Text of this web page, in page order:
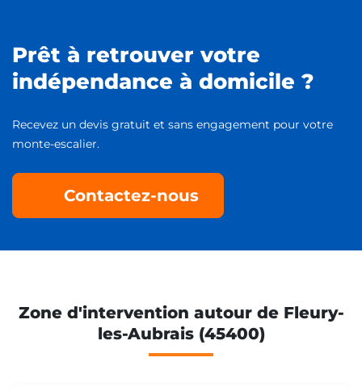
Prêt à retrouver votre
indépendance à domicile ?
Recevez un devis gratuit et sans engagement pour votre
monte-escalier.
Contactez-nous
Zone d'intervention autour de Fleury-
les-Aubrais (45400)